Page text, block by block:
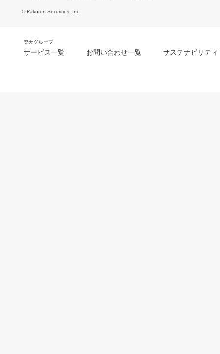
© Rakuten Securities, Inc.
楽天グループ
サービス一覧 お問い合わせ一覧 サステナビリティ